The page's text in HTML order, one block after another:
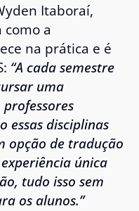
Itaboraí,
como a
na prática e é
“A cada semestre
uma
essas disciplinas
opção de tradução
única
tudo isso sem
os alunos.”